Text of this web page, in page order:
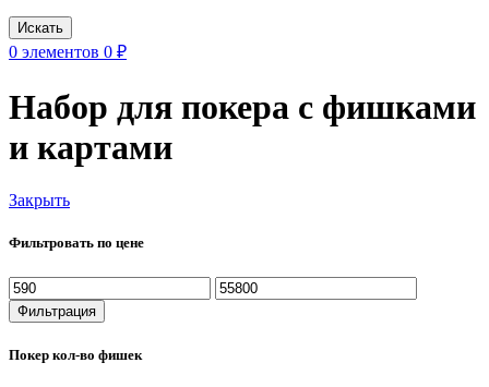
Искать
0 элементов 0 ₽
Набор для покера с фишками
и картами
Закрыть
Фильтровать по цене
Минимальная
цена
Максимальная
цена
Фильтрация
Покер кол-во фишек